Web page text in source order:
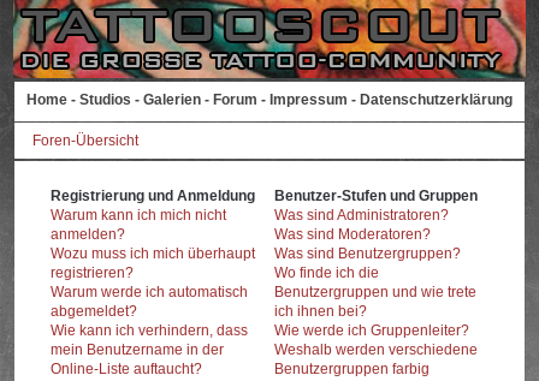
Home - Studios - Galerien - Forum - Impressum - Datenschutzerklärung
Foren-Übersicht
Registrierung und Anmeldung
Warum kann ich mich nicht
anmelden?
Wozu muss ich mich überhaupt
registrieren?
Warum werde ich automatisch
abgemeldet?
Wie kann ich verhindern, dass
mein Benutzername in der
Online-Liste auftaucht?
Benutzer-Stufen und Gruppen
Was sind Administratoren?
Was sind Moderatoren?
Was sind Benutzergruppen?
Wo finde ich die
Benutzergruppen und wie trete
ich ihnen bei?
Wie werde ich Gruppenleiter?
Weshalb werden verschiedene
Benutzergruppen farbig